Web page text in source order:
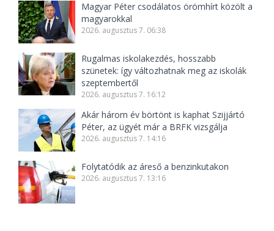
Magyar Péter csodálatos örömhírt közölt a
magyarokkal
2026. augusztus 7. 06:38
Rugalmas iskolakezdés, hosszabb
szünetek: így változhatnak meg az iskolák
szeptembertől
2026. augusztus 7. 16:12
Akár három év börtönt is kaphat Szijjártó
Péter, az ügyét már a BRFK vizsgálja
2026. augusztus 7. 14:16
Folytatódik az áreső a benzinkutakon
2026. augusztus 7. 13:16